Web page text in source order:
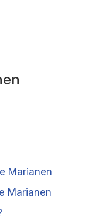
Marianen
Marianen